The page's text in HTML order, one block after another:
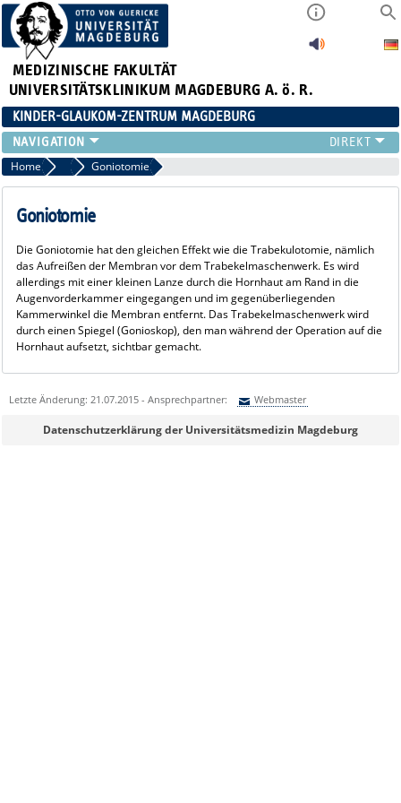
MEDIZINISCHE FAKULTÄT
UNIVERSITÄTSKLINIKUM MAGDEBURG A. ö. R.
KINDER-GLAUKOM-ZENTRUM MAGDEBURG
KINDLICHES GLAUKOM
THERAPIE
GENETIK
KONTAKT
LINKS
Home TherapieGoniotomie
Goniotomie
Die Goniotomie hat den gleichen Effekt wie die Trabekulotomie, nämlich
das Aufreißen der Membran vor dem Trabekelmaschenwerk. Es wird
allerdings mit einer kleinen Lanze durch die Hornhaut am Rand in die
Augenvorderkammer eingegangen und im gegenüberliegenden
Kammerwinkel die Membran entfernt. Das Trabekelmaschenwerk wird
durch einen Spiegel (Gonioskop), den man während der Operation auf die
Hornhaut aufsetzt, sichtbar gemacht.
Letzte Änderung: 21.07.2015 - Ansprechpartner: Webmaster
Sie können eine Nachricht versenden an:Webmaster
Datenschutzerklärung der Universitätsmedizin Magdeburg